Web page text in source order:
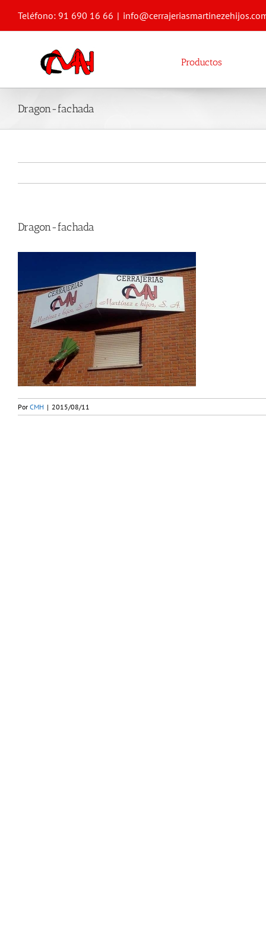
contenido
Teléfono: 91 690 16 66 |
Productos
Dragon-fachada
Dragon-fachada
Por CMH | 2015/08/11